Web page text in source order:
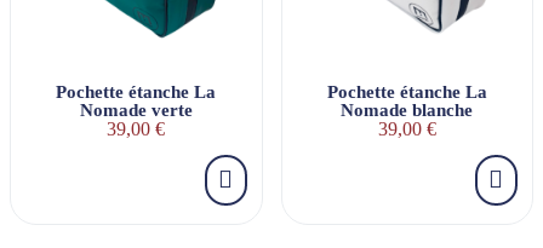
Pochette étanche La
Nomade verte
39,00 €
Pochette étanche La
Nomade blanche
39,00 €